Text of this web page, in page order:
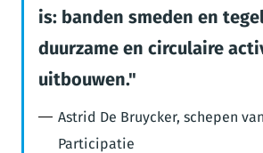
is: banden smeden en
duurzame en circulaire
uitbouwen.
Astrid De Bruycker, schepen
Participatie